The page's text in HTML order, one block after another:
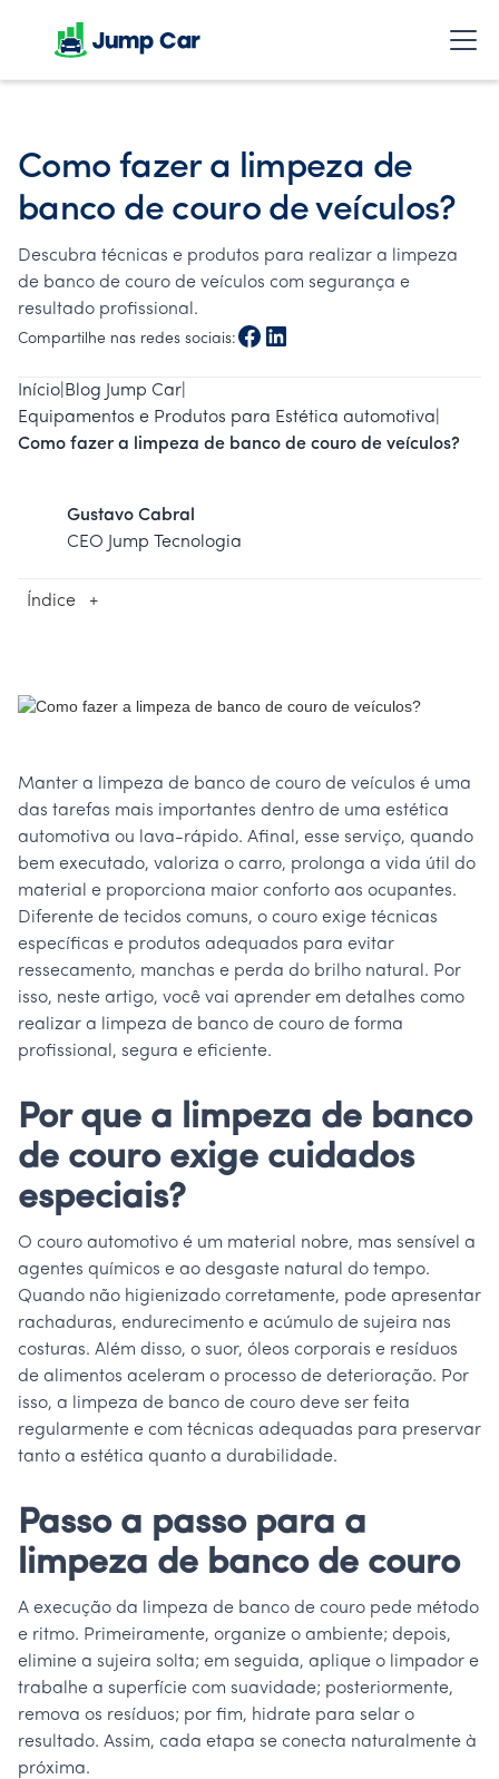
Como fazer a limpeza de
banco de couro de veículos?
Descubra técnicas e produtos para realizar a limpeza
de banco de couro de veículos com segurança e
resultado profissional.
Compartilhe nas redes sociais:
Início Blog Jump Car
Equipamentos e Produtos para Estética automotiva
Como fazer a limpeza de banco de couro de veículos?
Gustavo Cabral
CEO Jump Tecnologia
Índice +
Manter a limpeza de banco de couro de veículos é uma
das tarefas mais importantes dentro de uma estética
automotiva ou lava-rápido. Afinal, esse serviço, quando
bem executado, valoriza o carro, prolonga a vida útil do
material e proporciona maior conforto aos ocupantes.
Diferente de tecidos comuns, o couro exige técnicas
específicas e produtos adequados para evitar
ressecamento, manchas e perda do brilho natural. Por
isso, neste artigo, você vai aprender em detalhes como
realizar a limpeza de banco de couro de forma
profissional, segura e eficiente.
Por que a limpeza de banco
de couro exige cuidados
especiais?
O couro automotivo é um material nobre, mas sensível a
agentes químicos e ao desgaste natural do tempo.
Quando não higienizado corretamente, pode apresentar
rachaduras, endurecimento e acúmulo de sujeira nas
costuras. Além disso, o suor, óleos corporais e resíduos
de alimentos aceleram o processo de deterioração. Por
isso, a limpeza de banco de couro deve ser feita
regularmente e com técnicas adequadas para preservar
tanto a estética quanto a durabilidade.
Passo a passo para a
limpeza de banco de couro
A execução da limpeza de banco de couro pede método
e ritmo. Primeiramente, organize o ambiente; depois,
elimine a sujeira solta; em seguida, aplique o limpador e
trabalhe a superfície com suavidade; posteriormente,
remova os resíduos; por fim, hidrate para selar o
resultado. Assim, cada etapa se conecta naturalmente à
próxima.